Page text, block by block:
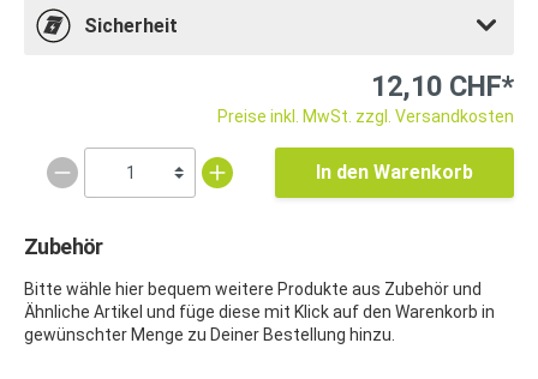
Sicherheit
12,10 CHF*
Preise inkl. MwSt. zzgl. Versandkosten
In den Warenkorb
Zubehör
Bitte wähle hier bequem weitere Produkte aus Zubehör und
Ähnliche Artikel und füge diese mit Klick auf den Warenkorb in
gewünschter Menge zu Deiner Bestellung hinzu.